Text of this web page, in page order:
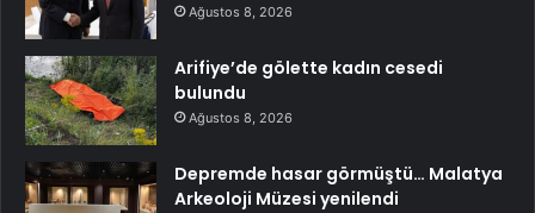
Ağustos 8, 2026
Arifiye’de gölette kadın cesedi
bulundu
Ağustos 8, 2026
Depremde hasar görmüştü… Malatya
Arkeoloji Müzesi yenilendi